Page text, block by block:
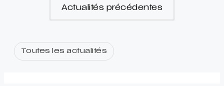
Toutes les actualités
Actualités précédentes